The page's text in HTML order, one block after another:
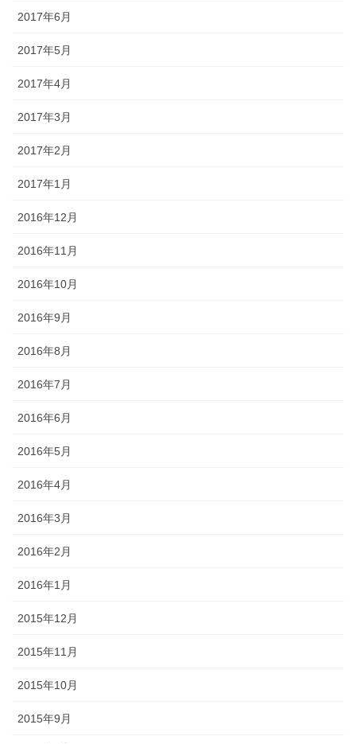
2017年6月
2017年5月
2017年4月
2017年3月
2017年2月
2017年1月
2016年12月
2016年11月
2016年10月
2016年9月
2016年8月
2016年7月
2016年6月
2016年5月
2016年4月
2016年3月
2016年2月
2016年1月
2015年12月
2015年11月
2015年10月
2015年9月